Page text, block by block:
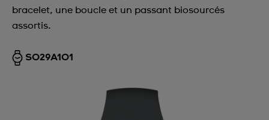
bracelet, une boucle et un passant biosourcés
assortis.
SO29A101